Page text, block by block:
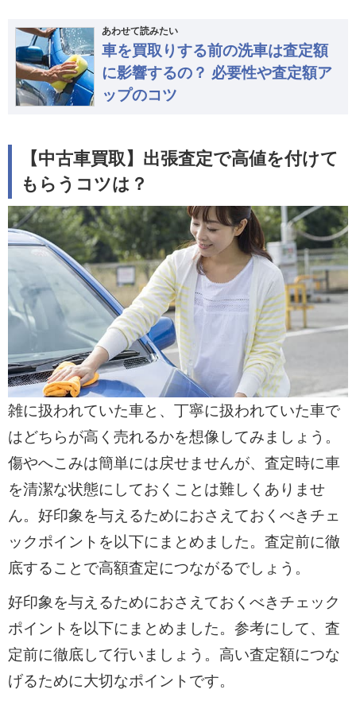
あわせて読みたい
車を買取りする前の洗車は査定額
に影響するの？ 必要性や査定額ア
ップのコツ
【中古車買取】出張査定で高値を付けて
もらうコツは？
雑に扱われていた車と、丁寧に扱われていた車で
はどちらが高く売れるかを想像してみましょう。
傷やへこみは簡単には戻せませんが、査定時に車
を清潔な状態にしておくことは難しくありませ
ん。好印象を与えるためにおさえておくべきチェ
ックポイントを以下にまとめました。査定前に徹
底することで高額査定につながるでしょう。
好印象を与えるためにおさえておくべきチェック
ポイントを以下にまとめました。参考にして、査
定前に徹底して行いましょう。高い査定額につな
げるために大切なポイントです。